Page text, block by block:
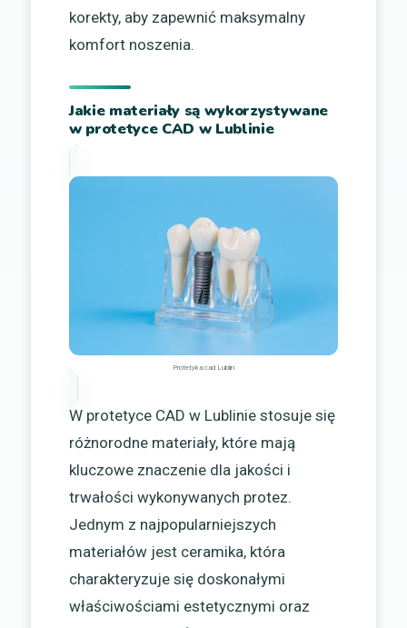
korekty, aby zapewnić maksymalny
komfort noszenia.
Jakie materiały są wykorzystywane
w protetyce CAD w Lublinie
Protetyka cad Lublin
W protetyce CAD w Lublinie stosuje się
różnorodne materiały, które mają
kluczowe znaczenie dla jakości i
trwałości wykonywanych protez.
Jednym z najpopularniejszych
materiałów jest ceramika, która
charakteryzuje się doskonałymi
właściwościami estetycznymi oraz